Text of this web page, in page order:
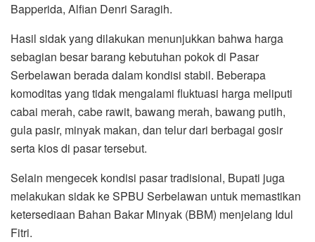
Bapperida, Alfian Denri Saragih.
Hasil sidak yang dilakukan menunjukkan bahwa harga
sebagian besar barang kebutuhan pokok di Pasar
Serbelawan berada dalam kondisi stabil. Beberapa
komoditas yang tidak mengalami fluktuasi harga meliputi
cabai merah, cabe rawit, bawang merah, bawang putih,
gula pasir, minyak makan, dan telur dari berbagai gosir
serta kios di pasar tersebut.
Selain mengecek kondisi pasar tradisional, Bupati juga
melakukan sidak ke SPBU Serbelawan untuk memastikan
ketersediaan Bahan Bakar Minyak (BBM) menjelang Idul
Fitri.